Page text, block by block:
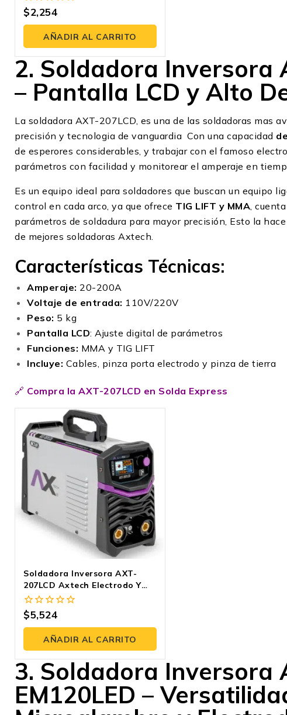
0
fuera
5
$2,254
AÑADIR AL CARRITO
2. Soldadora Inversora
– Pantalla LCD y Alto
La soldadora AXT-207LCD, es una de las soldadoras mas
precisión y tecnologia de vanguardia Con una capacidad
de esperores considerables, y trabajar con el famoso
parámetros con facilidad y monitorear el amperaje en
Es un equipo ideal para soldadores que buscan un equipo
control en cada arco, ya que ofrece TIG LIFT y MMA,
parámetros de soldadura para mayor precisión, Esto la
de mejores soldadoras Axtech.
Características Técnicas:
Amperaje: 20-200A
Voltaje de entrada: 110V/220V
Peso: 5 kg
Pantalla LCD: Ajuste digital de parámetros
Funciones: MMA y TIG LIFT
Incluye: Cables, pinza porta electrodo y pinza de tierra
🔗 Compra la AXT-207LCD en Solda Express
Soldadora Inversora AXT-
207LCD Axtech Electrodo Y
TIG LIFT Bi-Voltaje
0
fuera
5
$5,524
AÑADIR AL CARRITO
3. Soldadora Inversora
EM120LED –